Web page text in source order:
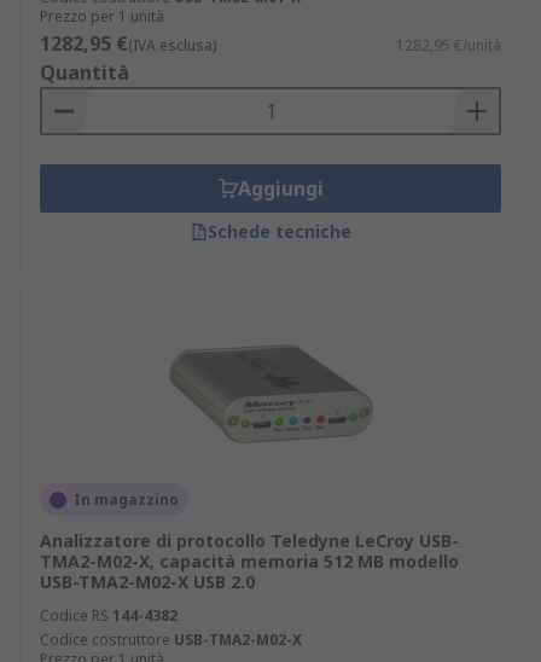
Prezzo per 1 unità
1282,95 €(IVA esclusa) 1282,95 €/unità
Quantità
Aggiungi
Schede tecniche
In magazzino
Analizzatore di protocollo Teledyne LeCroy USB-
TMA2-M02-X, capacità memoria 512 MB modello
USB-TMA2-M02-X USB 2.0
Codice RS 144-4382
Codice costruttore USB-TMA2-M02-X